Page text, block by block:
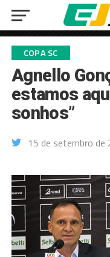
COPA SC
Agnello
estamos
sonhos”
15 de setembro de